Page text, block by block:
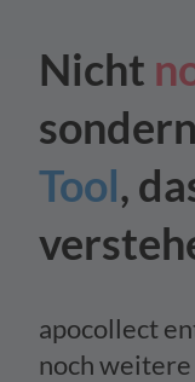
Nicht
sondern
Tool,
apocollect
noch